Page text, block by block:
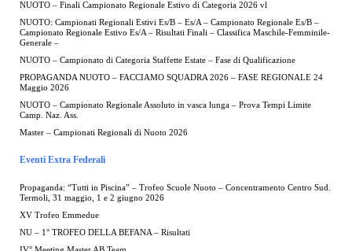
NUOTO – Finali Campionato Regionale Estivo di Categoria 2026 vl
NUOTO: Campionati Regionali Estivi Es/B – Es/A – Campionato Regionale Es/B –
Campionato Regionale Estivo Es/A – Risultati Finali – Classifica Maschile-Femminile-
Generale –
NUOTO – Campionato di Categoria Staffette Estate – Fase di Qualificazione
PROPAGANDA NUOTO – FACCIAMO SQUADRA 2026 – FASE REGIONALE 24
Maggio 2026
NUOTO – Campionato Regionale Assoluto in vasca lunga – Prova Tempi Limite
Camp. Naz. Ass.
Master – Campionati Regionali di Nuoto 2026
Eventi Extra Federali
Propaganda: “Tutti in Piscina” – Trofeo Scuole Nuoto – Concentramento Centro Sud.
Termoli, 31 maggio, 1 e 2 giugno 2026
XV Trofeo Emmedue
NU – 1° TROFEO DELLA BEFANA – Risultati